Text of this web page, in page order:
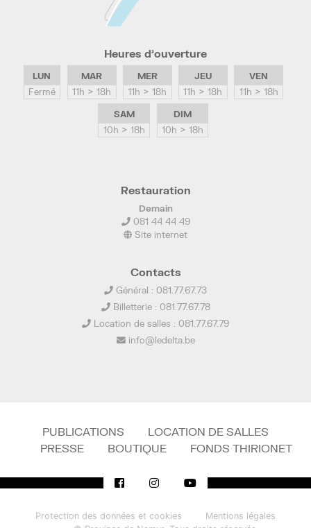
Heures d’ouverture
LUN
Fermé
MAR
11h > 18h
MER
11h > 18h
JEU
11h > 18h
VEN
11h > 18h
SAM
10h > 18h
DIM
10h > 18h
Restauration
Demain
081 44 44 49
Site internet
Contacts
Général : 081.77.67.73
Billetterie : 081.77.67.78
Location de salles : 081.77.67.79
info@ledelta.be
PUBLICATIONS
LOCATION DE SALLES
PRESSE
BOUTIQUE FONDS THIRIONET
Protection des données et cookies
Mentions légales